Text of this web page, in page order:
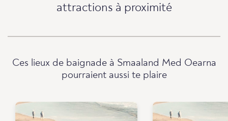
attractions à proximité
Ces lieux de baignade à Smaaland Med Oearna
pourraient aussi te plaire